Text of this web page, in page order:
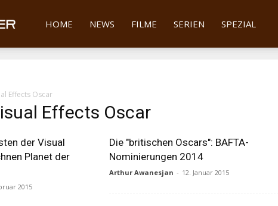
Filmfutter
HOME NEWS FILME SERIEN SPEZIAL
Effects Oscar
Effects Oscar
der Visual
Planet der
2015
Die "britischen Oscars": BAFTA-
Nominierungen 2014
Arthur Awanesjan - 12. Januar 2015